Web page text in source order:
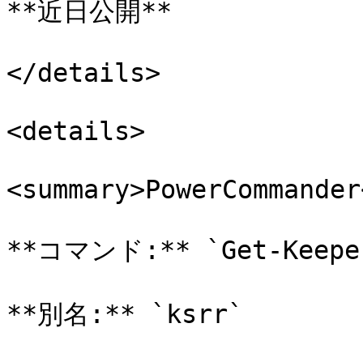
**近日公開**
</details>
<details>
**コマンド:** `Get-
**別名:** `ksrr`